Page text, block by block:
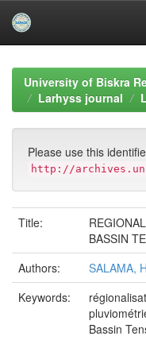
navigationUniversity of Biskra
Larhyss journal
Please use this
http://
Title:
BASSIN
Authors:
SALAMA, H
Keywords:
Bassin